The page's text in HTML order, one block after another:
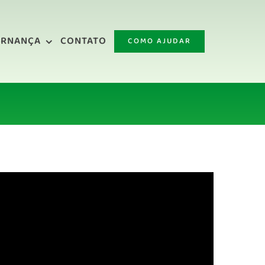
CONTATO COMO AJUDAR